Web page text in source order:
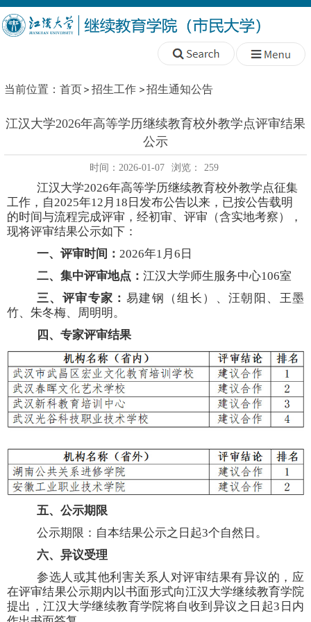
当前位置： 首页 招生工作 招生通知公告
江汉大学2026年高等学历继续教育校外教学点评审结果
公示
时间：2026-01-07 浏览： 259
江汉大学2026年高等学历继续教育校外教学点征集
工作，自2025年12月18日发布公告以来，已按公告载明
的时间与流程完成评审，经初审、评审（含实地考察），
现将评审结果公示如下：
一、评审时间： 2026年1月6日
二、集中评审地点： 江汉大学师生服务中心106室
三、评审专家： 易建钢（组长）、汪朝阳、王墨
竹、朱冬梅、周明明。
四、专家评审结果
五、公示期限
公示期限：自本结果公示之日起3个自然日。
六、异议受理
参选人或其他利害关系人对评审结果有异议的，应
在评审结果公示期内以书面形式向江汉大学继续教育学院
提出，江汉大学继续教育学院将自收到异议之日起3日内